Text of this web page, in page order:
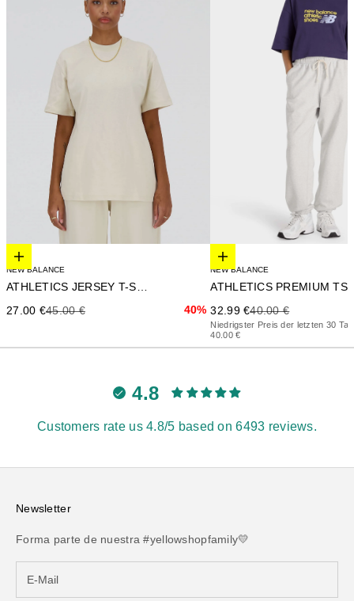
Elige opciones
NEW BALANCE
ATHLETICS JERSEY T-SHIRT
Precio de oferta
27.00 €Precio anterior
45.00 € 40%
Elige opciones
NEW BALANCE
Precio de oferta
32.99 €Precio anterior
40.00 €
Niedrigster Preis der letzten 30
40.00 €
4.8
Customers rate us 4.8/5 based on 6493 reviews.
Newsletter
Forma parte de nuestra #yellowshopfamily💛